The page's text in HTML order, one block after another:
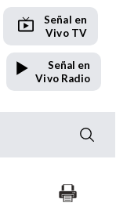
Señal en
Vivo TV
Señal en
Vivo Radio